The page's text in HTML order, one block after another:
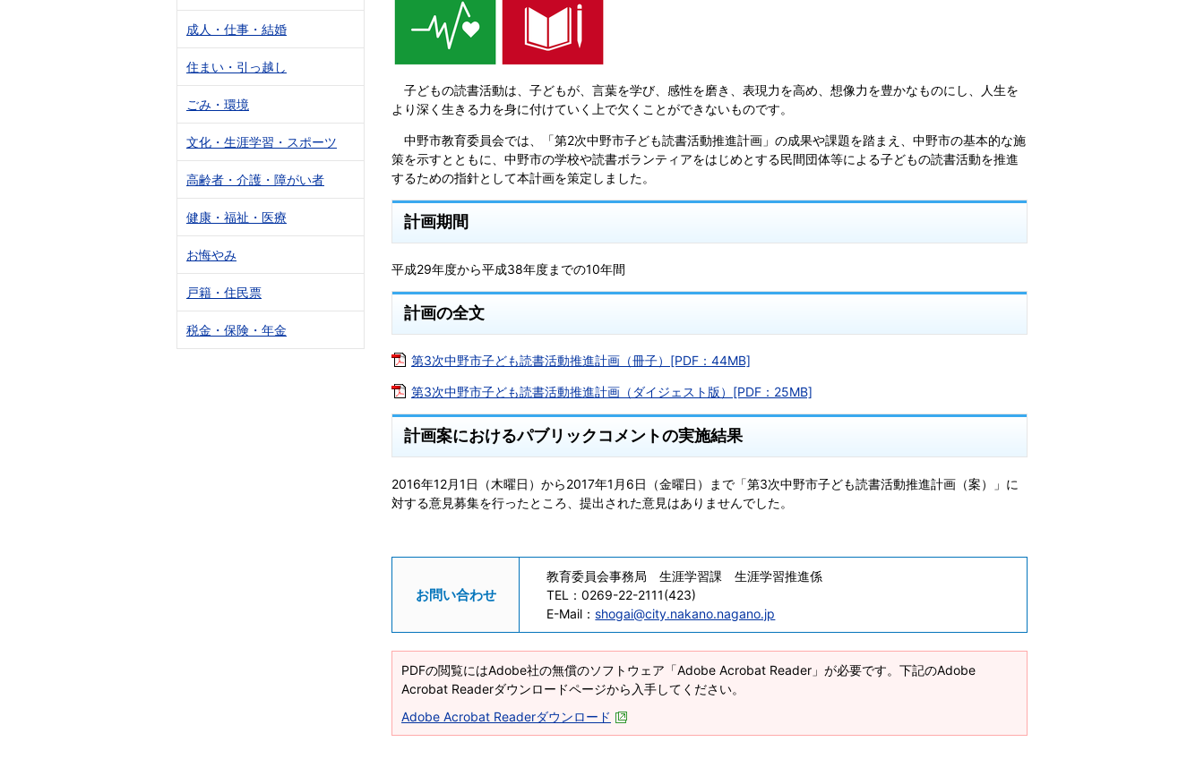
子どもの読書活動は、子どもが、言葉を学び、感性を磨き、表現力を高め、想像力を豊かなものにし、人生を
より深く生きる力を身に付けていく上で欠くことができないものです。
中野市教育委員会では、「第2次中野市子ども読書活動推進計画」の成果や課題を踏まえ、中野市の基本的な施
策を示すとともに、中野市の学校や読書ボランティアをはじめとする民間団体等による子どもの読書活動を推進
するための指針として本計画を策定しました。
計画期間
平成29年度から平成38年度までの10年間
計画の全文
第3次中野市子ども読書活動推進計画（冊子）[PDF：44MB]
第3次中野市子ども読書活動推進計画（ダイジェスト版）[PDF：25MB]
計画案におけるパブリックコメントの実施結果
2016年12月1日（木曜日）から2017年1月6日（金曜日）まで「第3次中野市子ども読書活動推進計画（案）」に
対する意見募集を行ったところ、提出された意見はありませんでした。
お問い合わせ
教育委員会事務局 生涯学習課 生涯学習推進係
TEL：0269-22-2111(423)
E-Mail：shogai@city.nakano.nagano.jp
PDFの閲覧にはAdobe社の無償のソフトウェア「Adobe Acrobat Reader」が必要です。下記のAdobe
Acrobat Readerダウンロードページから入手してください。
Adobe Acrobat Readerダウンロード
成人・仕事・結婚
住まい・引っ越し
ごみ・環境
文化・生涯学習・スポーツ
高齢者・介護・障がい者
健康・福祉・医療
お悔やみ
戸籍・住民票
税金・保険・年金